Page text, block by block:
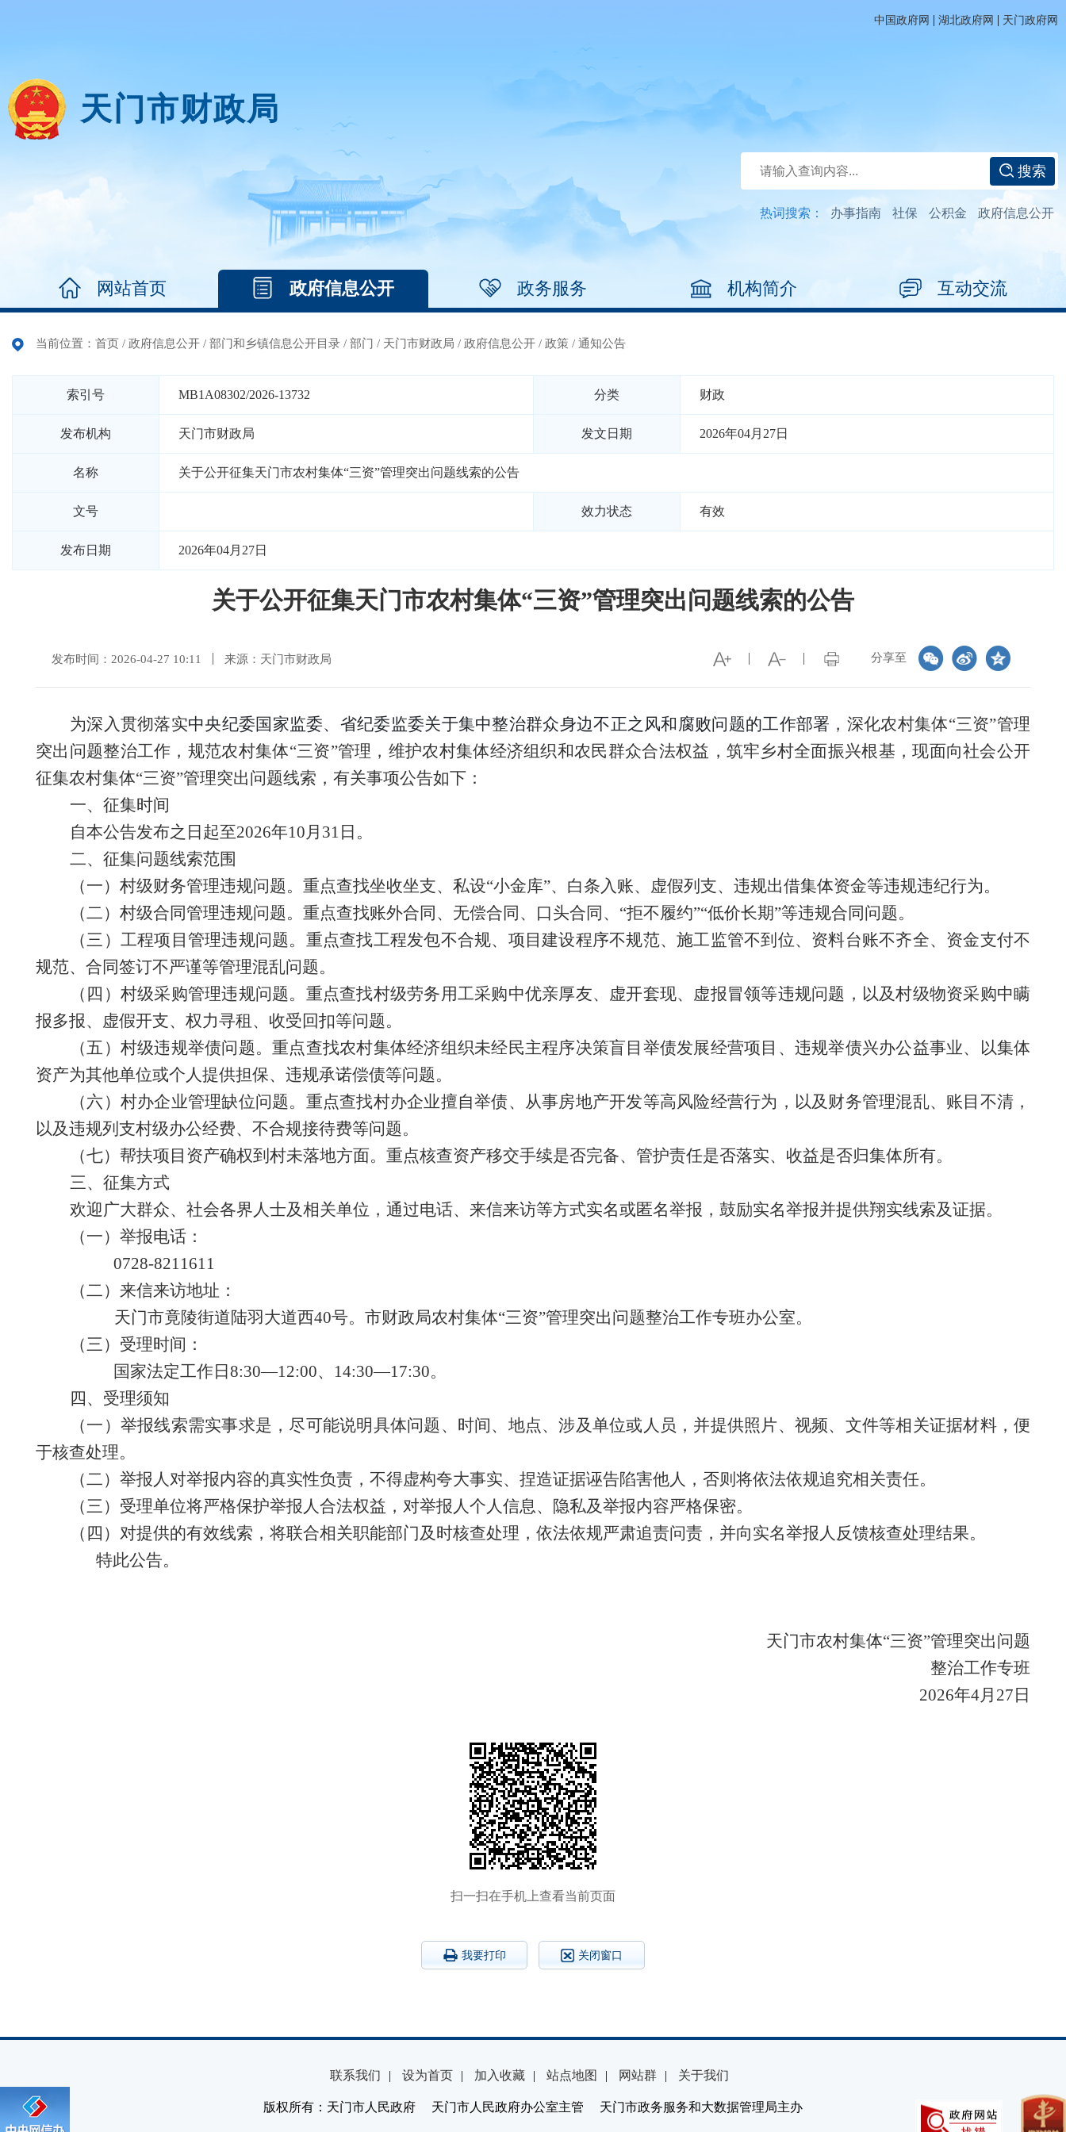
中国政府网 | 湖北政府网 | 天门政府网
天门市财政局
搜索
热词搜索： 办事指南 社保 公积金 政府信息公开
网站首页 政府信息公开 政务服务 机构简介 互动交流
当前位置： 首页 / 政府信息公开 / 部门和乡镇信息公开目录 / 部门 / 天门市财政局 / 政府信息公开 / 政策 / 通知公告
索引号 MB1A08302/2026-13732 分类 财政
发布机构 天门市财政局 发文日期 2026年04月27日
名称 关于公开征集天门市农村集体“三资”管理突出问题线索的公告
文号 效力状态 有效
发布日期 2026年04月27日
关于公开征集天门市农村集体“三资”管理突出问题线索的公告
分享至
发布时间：2026-04-27 10:11 来源：天门市财政局
为深入贯彻落实中央纪委国家监委、省纪委监委关于集中整治群众身边不正之风和腐败问题的工作部署 ， 深化农村集体“三资”管理
突出问题整治工作 ，规范农村集体“三资”管理， 维护农村集体经济组织和农民群众合法权益， 筑牢乡村全面振兴根基 ，现面向社会公开
征集农村集体“三资”管理突出问题线索，有关事项公告如下：
一、征集时间
自本公告发布之日起至2026年10月31日。
二、征集问题线索范围
（一）村级财务管理违规问题。重点查找坐收坐支、私设“小金库”、白条入账、虚假列支、违规出借集体资金等违规违纪行为。
（二）村级合同管理违规问题。 重点查找账外合同、无偿合同、口头合同、 “拒不履约”“低价长期”等违规合同问题。
（三） 工程项目管理违规问题。 重点查找工程发包不合规、项目建设程序不规范、施工监管不到位、资料台账不齐全、资金支付不
规范、合同签订不严谨等管理混乱问题。
（四） 村级采购管理违规问题。重点查找村级劳务用工采购中优亲厚友、虚开套现、虚报冒领等违规问题，以及村级物资采购中瞒
报多报、虚假开支、权力寻租、收受回扣等问题。
（五） 村级违规举债问题。 重点查找农村集体经济组织未经民主程序决策盲目举债发展经营项目、违规举债兴办公益事业、以集体
资产为其他单位或个人提供担保、违规承诺偿债等问题。
（六） 村办企业管理缺位问题。重点查找村办企业擅自举债、从事房地产开发等高风险经营行为，以及财务管理混乱、账目不清，
以及违规列支村级办公经费、不合规接待费等问题。
（七）帮扶项目资产确权到村未落地方面。重点核查资产移交手续是否完备、管护责任是否落实、收益是否归集体所有。
三、征集方式
欢迎广大群众、社会各界人士及相关单位，通过电话、来信来访等方式实名或匿名举报，鼓励实名举报并提供翔实线索及证据。
（一）举报电话：
0728-8211611
（二）来信来访地址：
天门市竟陵街道陆羽大道西40号。市财政局农村集体“三资”管理突出问题整治工作专班办公室。
（三）受理时间：
国家法定工作日 8:30—12:00、14:30—17:30。
四、受理须知
（一）举报线索需实事求是，尽可能说明具体问题、时间、地点、涉及单位或人员，并提供照片、视频、文件等相关证据材料，便
于核查处理。
（二）举报人对举报内容的真实性负责，不得虚构夸大事实、捏造证据诬告陷害他人，否则将依法依规追究相关责任。
（三）受理单位将严格保护举报人合法权益，对举报人个人信息、隐私及举报内容严格保密。
（四）对提供的有效线索，将联合相关职能部门及时核查处理，依法依规严肃追责问责，并向实名举报人反馈核查处理结果。
特此公告。
天门市农村集体“三资”管理突出问题
整治工作专班
2026年4月27日
扫一扫在手机上查看当前页面
我要打印 关闭窗口
联系我们 | 设为首页 | 加入收藏 | 站点地图 | 网站群 | 关于我们
版权所有：天门市人民政府 天门市人民政府办公室主管 天门市政务服务和大数据管理局主办